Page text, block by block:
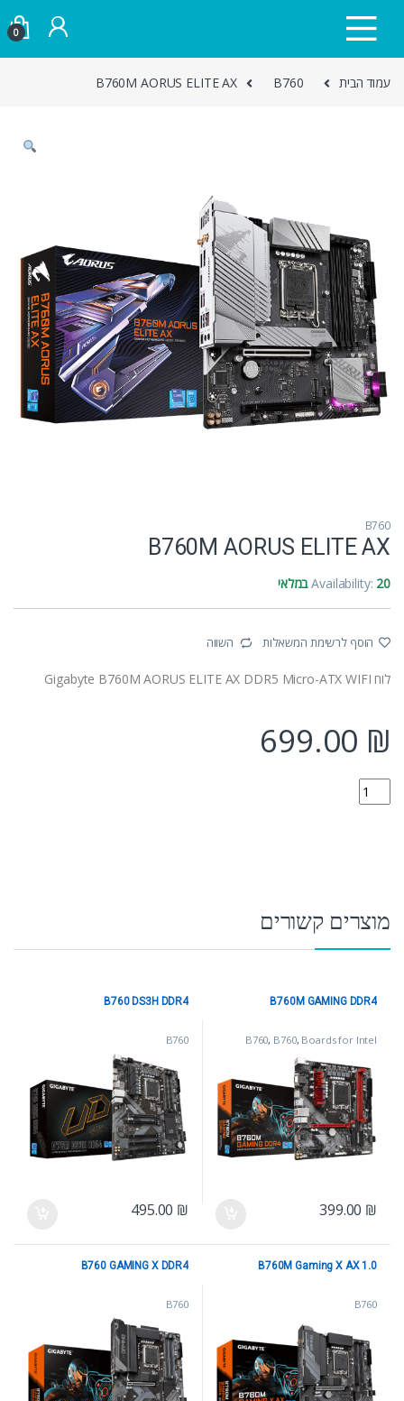
0
עמוד הבית B760
B760M AORUS ELITE AX
B760
B760M AORUS ELITE AX
Availability: 20 במלאי
הוסף לרשימת המשאלות השווה
לוח Gigabyte B760M AORUS ELITE AX DDR5 Micro-ATX WIFI
699.00 ₪
B760M AORUS ELITE AX quantity
מוצרים קשורים
B760, B760, Boards for Intel
processors
לוחות אם
B760M GAMING DDR4
399.00 ₪
B760
B760 DS3H DDR4
495.00 ₪
B760
B760M Gaming X AX 1.0
B760
B760 GAMING X DDR4